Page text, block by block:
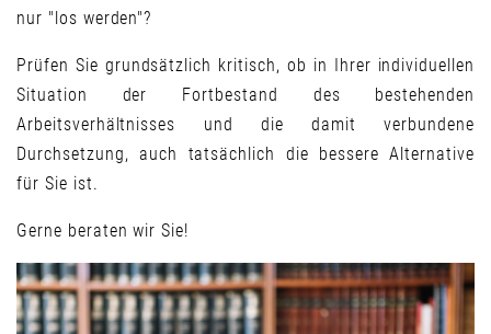
nur "los werden"?
Prüfen Sie grundsätzlich kritisch, ob in Ihrer individuellen
Situation der Fortbestand des bestehenden
Arbeitsverhältnisses und die damit verbundene
Durchsetzung, auch tatsächlich die bessere Alternative
für Sie ist.
Gerne beraten wir Sie!